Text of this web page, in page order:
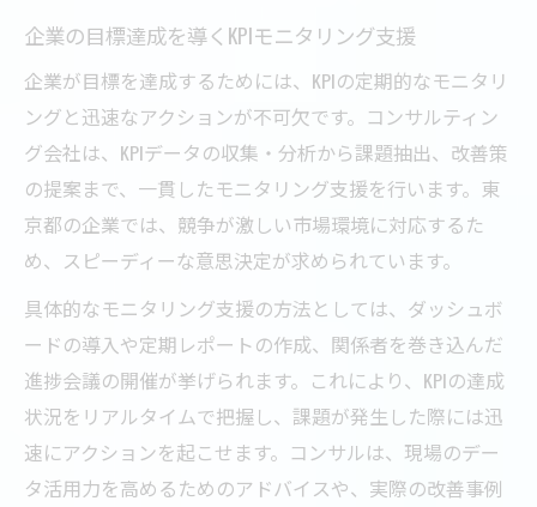
企業の目標達成を導くKPIモニタリング支援
企業が目標を達成するためには、KPIの定期的なモニタリ
ングと迅速なアクションが不可欠です。コンサルティン
グ会社は、KPIデータの収集・分析から課題抽出、改善策
の提案まで、一貫したモニタリング支援を行います。東
京都の企業では、競争が激しい市場環境に対応するた
め、スピーディーな意思決定が求められています。
具体的なモニタリング支援の方法としては、ダッシュボ
ードの導入や定期レポートの作成、関係者を巻き込んだ
進捗会議の開催が挙げられます。これにより、KPIの達成
状況をリアルタイムで把握し、課題が発生した際には迅
速にアクションを起こせます。コンサルは、現場のデー
タ活用力を高めるためのアドバイスや、実際の改善事例